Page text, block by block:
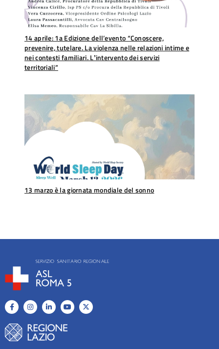
14 aprile: 1a Edizione dell’evento “Conoscere,
prevenire, tutelare. La violenza nelle relazioni intime e
nei contesti familiari. Lʼintervento dei servizi
territoriali”
13 marzo è la giornata mondiale del sonno